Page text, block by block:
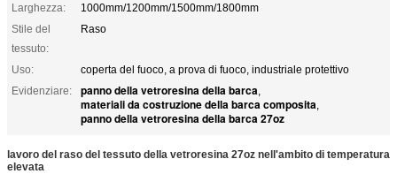
Larghezza:
1000mm/1200mm/1500mm/1800mm
Stile del
tessuto:
Raso
Uso:
coperta del fuoco, a prova di fuoco, industriale protettivo
Evidenziare:
panno della vetroresina della barca,
materiali da costruzione della barca composita,
panno della vetroresina della barca 27oz
lavoro del raso del tessuto della vetroresina 27oz nell'ambito di temperatura
elevata